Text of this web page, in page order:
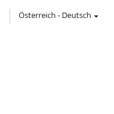
Österreich - Deutsch